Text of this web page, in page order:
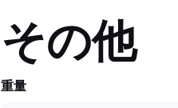
その他
重量